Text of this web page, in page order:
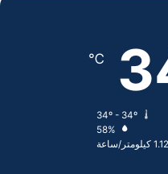
د
ن
℃
58%
1.12 كيلومتر/ساعة